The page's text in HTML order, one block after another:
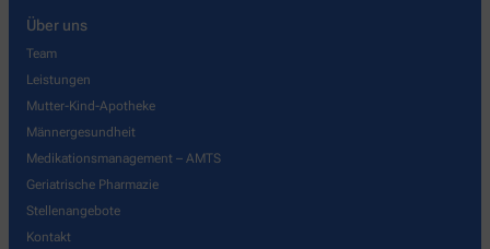
Über uns
Team
Leistungen
Mutter-Kind-Apotheke
Männergesundheit
Medikationsmanagement – AMTS
Geriatrische Pharmazie
Stellenangebote
Kontakt